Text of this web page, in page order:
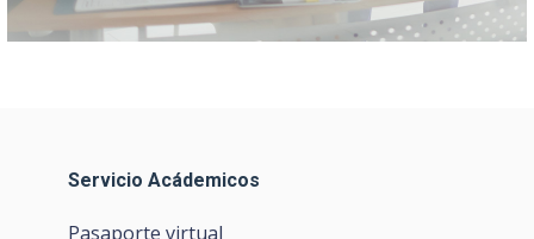
Servicio Acádemicos
Pasaporte virtual